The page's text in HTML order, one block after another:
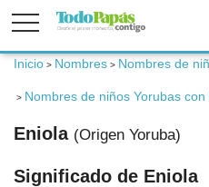
Embarazo
Inicio > Nombres > Nombres de
> Nombres de niños Yorubas
Eniola (Origen Yoruba)
Significado de Eniola